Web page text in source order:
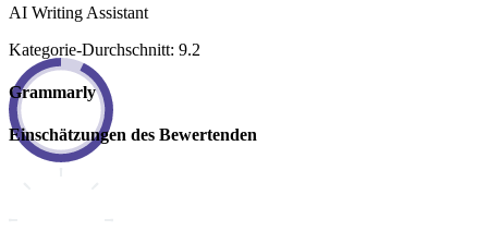
AI Writing Assistant
Kategorie-Durchschnitt: 9.2
Grammarly
Einschätzungen des Bewertenden